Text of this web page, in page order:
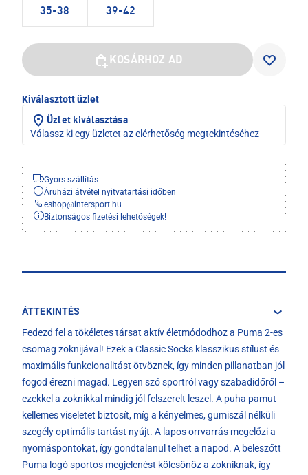
35-38 39-42
KOSÁRHOZ AD
Kiválasztott üzlet
Üzlet kiválasztása
Válassz ki egy üzletet az elérhetőség megtekintéséhez
Gyors szállítás
Áruházi átvétel nyitvatartási időben
eshop@intersport.hu
Biztonságos fizetési lehetőségek!
ÁTTEKINTÉS
Fedezd fel a tökéletes társat aktív életmódodhoz a Puma 2-es
csomag zoknijával! Ezek a Classic Socks klasszikus stílust és
maximális funkcionalitást ötvöznek, így minden pillanatban jól
fogod érezni magad. Legyen szó sportról vagy szabadidőről –
ezekkel a zoknikkal mindig jól felszerelt leszel. A puha pamut
kellemes viseletet biztosít, míg a kényelmes, gumiszál nélküli
szegély optimális tartást nyújt. A lapos orrvarrás megelőzi a
nyomáspontokat, így gondtalanul telhet a napod. A beleszőtt
Puma logó sportos megjelenést kölcsönöz a zokniknak, így